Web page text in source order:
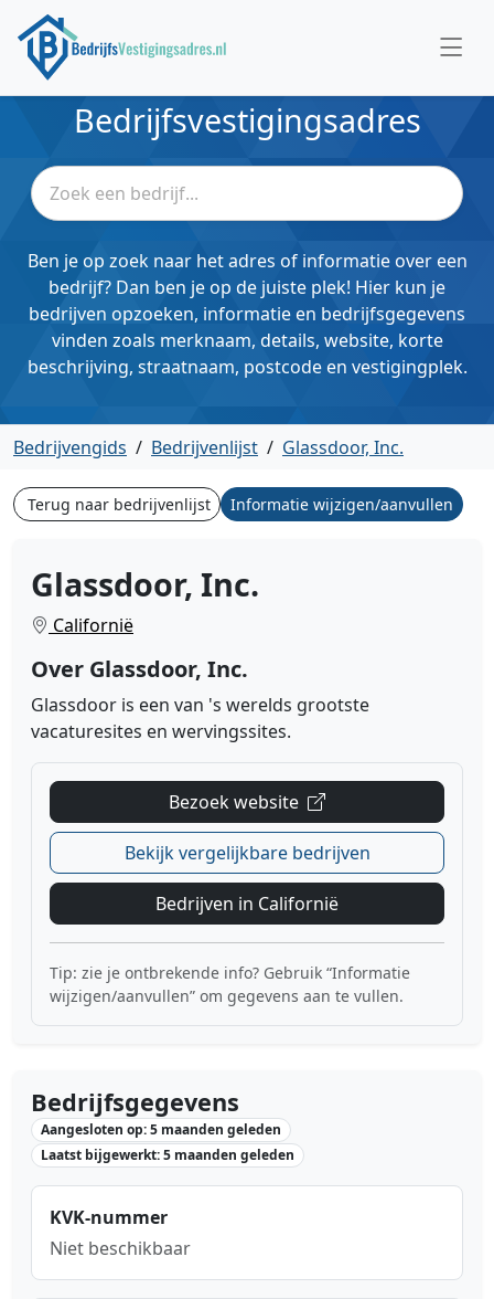
Bedrijfsvestigingsadres
Ben je op zoek naar het adres of informatie over een
bedrijf? Dan ben je op de juiste plek! Hier kun je
bedrijven opzoeken, informatie en bedrijfsgegevens
vinden zoals merknaam, details, website, korte
beschrijving, straatnaam, postcode en vestigingplek.
Bedrijvengids / Bedrijvenlijst / Glassdoor, Inc.
Terug naar bedrijvenlijst Informatie wijzigen/aanvullen
Glassdoor, Inc.
Californië
Over Glassdoor, Inc.
Glassdoor is een van 's werelds grootste
vacaturesites en wervingssites.
Bezoek website
Bekijk vergelijkbare bedrijven
Bedrijven in Californië
Tip: zie je ontbrekende info? Gebruik “Informatie
wijzigen/aanvullen” om gegevens aan te vullen.
Bedrijfsgegevens
Aangesloten op: 5 maanden geleden
Laatst bijgewerkt: 5 maanden geleden
KVK-nummer
Niet beschikbaar